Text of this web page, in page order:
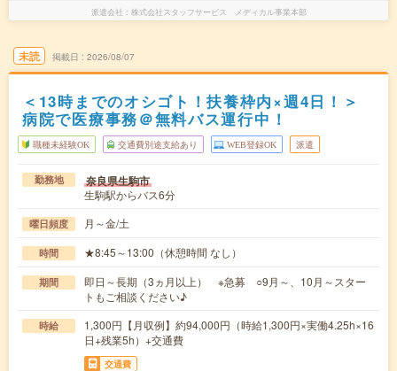
派遣会社 株式会社スタッフサービス メディカル事業本部
未読 掲載日 2026/08/07
＜13時までのオシゴト！扶養枠内×週4日！＞
病院で医療事務＠無料バス運行中！
職種未経験OK 交通費別途支給あり WEB登録OK 派遣
勤務地 奈良県生駒市
生駒駅からバス6分
曜日頻度 月～金/土
時間 ★8:45～13:00（休憩時間 なし）
期間
即日～長期（3ヵ月以上） ※急募 ○9月～、10月～スター
トもご相談ください♪
時給
1,300円【月収例】約94,000円（時給1,300円×実働4.25h×16
日+残業5h）+交通費
交通費